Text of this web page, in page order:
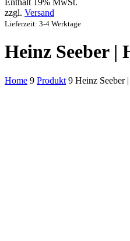
Enthält 19% MwSt.
zzgl. Versand
Lieferzeit: 3-4 Werktage
Heinz Seeber |
Home 9 Produkt 9 Heinz Seeber